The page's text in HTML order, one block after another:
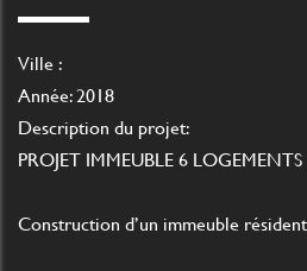
Ville :
Année: 2018
Description du projet:
PROJET IMMEUBLE 6
Construction d’un immeuble